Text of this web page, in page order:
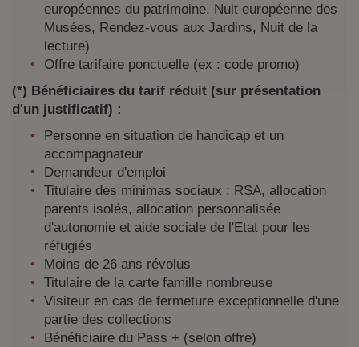
européennes du patrimoine, Nuit européenne des
Musées, Rendez-vous aux Jardins, Nuit de la
lecture)
Offre tarifaire ponctuelle (ex : code promo)
(*) Bénéficiaires du tarif réduit (sur présentation
d'un justificatif) :
Personne en situation de handicap et un
accompagnateur
Demandeur d'emploi
Titulaire des minimas sociaux : RSA, allocation
parents isolés, allocation personnalisée
d'autonomie et aide sociale de l'Etat pour les
réfugiés
Moins de 26 ans révolus
Titulaire de la carte famille nombreuse
Visiteur en cas de fermeture exceptionnelle d'une
partie des collections
Bénéficiaire du Pass + (selon offre)